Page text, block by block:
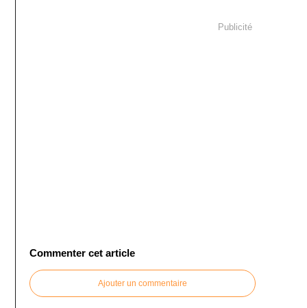
Publicité
Commenter cet article
Ajouter un commentaire